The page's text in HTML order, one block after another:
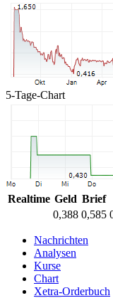
5-Tage-Chart
Realtime Geld Brief
0,388 0,585
Nachrichten
Analysen
Kurse
Chart
Xetra-Orderbuch